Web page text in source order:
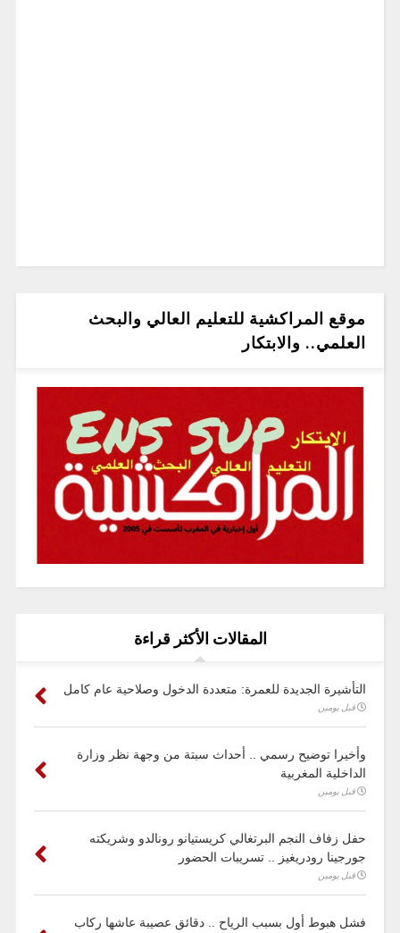
موقع المراكشية للتعليم العالي والبحث
العلمي.. والابتكار
المقالات الأكثر قراءة
التأشيرة الجديدة للعمرة: متعددة الدخول وصلاحية عام كامل
قبل يومين
وأخيرا توضيح رسمي .. أحداث سبتة من وجهة نظر وزارة
الداخلية المغربية
قبل يومين
حفل زفاف النجم البرتغالي كريستيانو رونالدو وشريكته
جورجينا رودريغيز .. تسريبات الحضور
قبل يومين
فشل هبوط أول بسبب الرياح .. دقائق عصيبة عاشها ركاب